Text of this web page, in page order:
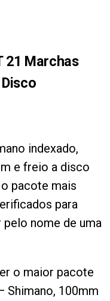
21 Marchas
indexado,
e freio a disco
pacote mais
para
nome de uma
o maior pacote
Shimano, 100mm